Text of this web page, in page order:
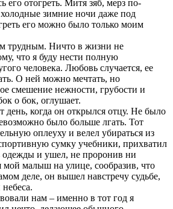
его отогреть. Митя зяб, мерз по-
зимние ночи даже под
его можно было только моим
трудным. Ничто в жизни не
что я буду нести полную
человека. Любовь случается, ее
О ней можно мечтать, но
смешение нежности, грубости и
о бок, оглушает.
день, когда он открылся отцу. Не было
было больше лгать. Тот
оплеуху и велел убираться из
сумку учебники, прихватил
одежды и ушел, не проронив ни
мой малыш на улице, сообразив, что
деле, он вышел навстречу судьбе,
нам – именно в тот год я